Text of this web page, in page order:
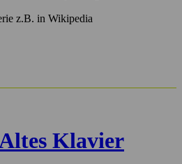
z.B. in Wikipedia
Klavier